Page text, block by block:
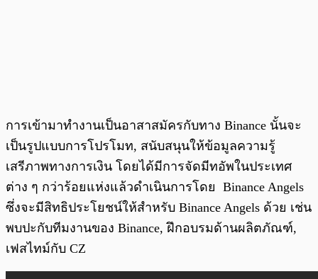
การเข้ามาทำงานเป็นอาสาสมัครกับทาง Binance นั้นจะ
เป็นรูปแบบการโปรโมท, สนับสนุนให้ข้อมูลความรู้
เสรีภาพทางการเงิน โดยได้มีการจัดมีทอัพในประเทศ
ต่าง ๆ กว่าร้อยแห่งแล้วดำเนินการโดย Binance Angels
ซึ่งจะมีสิทธิประโยชน์ให้สำหรับ Binance Angels ด้วย เช่น
พบปะกับทีมงานของ Binance, ฝึกอบรมด้านผลิตภัณฑ์,
เฟสไทม์กับ CZ